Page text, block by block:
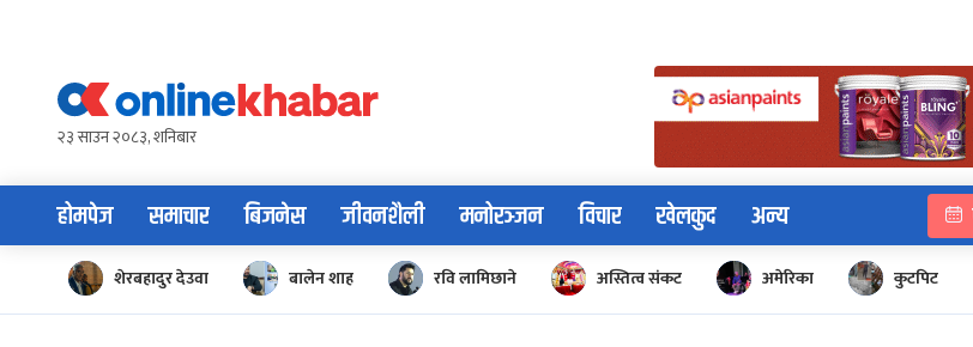
content२३ साउन २०८३, शनिबार
होमपेज समाचार बिजनेस जीवनशैली मनोरञ्जन विचार खेलकुद अन्य
शेरबहादुर देउवा बालेन शाह रवि लामिछाने अस्तित्व संकट अमेरिका कुटपिट